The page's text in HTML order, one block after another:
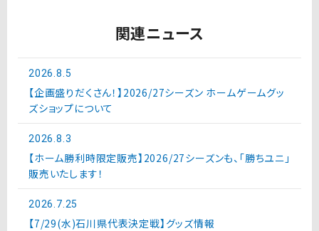
関連ニュース
2026.8.5
【企画盛りだくさん！】2026/27シーズン ホームゲームグッ
ズショップについて
2026.8.3
【ホーム勝利時限定販売】2026/27シーズンも、「勝ちユニ」
販売いたします！
2026.7.25
【7/29(水)石川県代表決定戦】グッズ情報